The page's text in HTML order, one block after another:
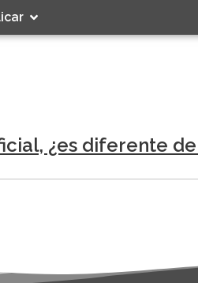
¿es diferente